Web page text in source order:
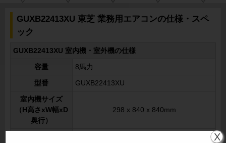
GUXB22413XU 東芝 業務用エアコンの仕様・スペ
ック
GUXB22413XU 室内機・室外機の仕様
容量 8馬力
型番 GUXB22413XU
室内機サイズ
（H高さxW幅xD
奥行）
298 x 840 x 840mm
X